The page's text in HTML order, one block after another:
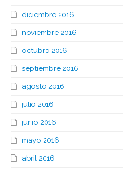
diciembre 2016
noviembre 2016
octubre 2016
septiembre 2016
agosto 2016
julio 2016
junio 2016
mayo 2016
abril 2016